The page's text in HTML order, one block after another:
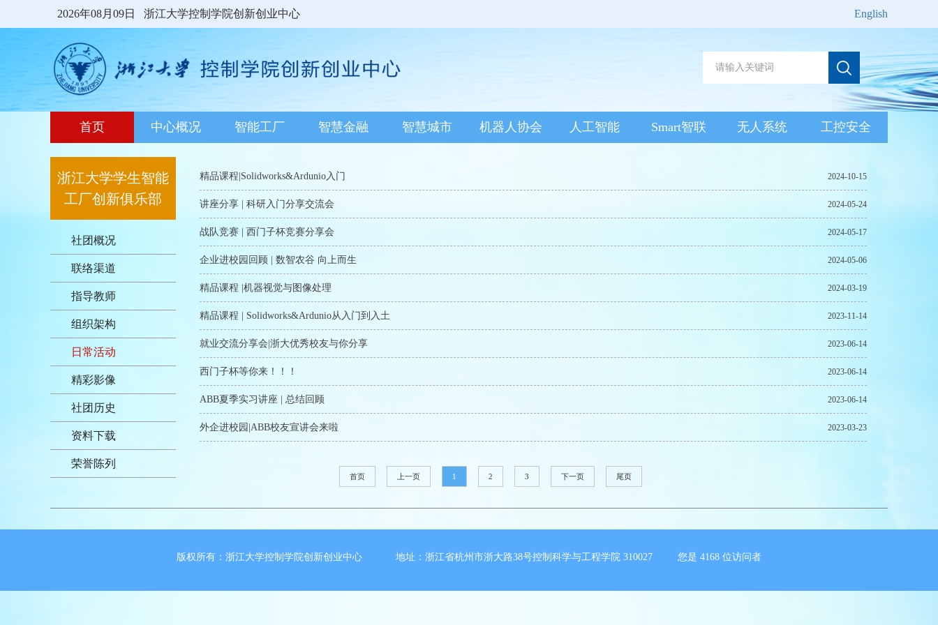
2026年08月09日 浙江大学控制学院创新创业中心 English
首页 中心概况 智能工厂 智慧金融 智慧城市 机器人协会 人工智能 Smart智联 无人系统 工控安全
浙江大学学生智能
工厂创新俱乐部
社团概况
联络渠道
指导教师
组织架构
日常活动
精彩影像
社团历史
资料下载
荣誉陈列
精品课程|Solidworks&Ardunio入门 2024-10-15
讲座分享 | 科研入门分享交流会 2024-05-24
战队竞赛 | 西门子杯竞赛分享会 2024-05-17
企业进校园回顾 | 数智农谷 向上而生 2024-05-06
精品课程 |机器视觉与图像处理 2024-03-19
精品课程 | Solidworks&Ardunio从入门到入土 2023-11-14
就业交流分享会|浙大优秀校友与你分享 2023-06-14
西门子杯等你来！！！ 2023-06-14
ABB夏季实习讲座 | 总结回顾 2023-06-14
外企进校园|ABB校友宣讲会来啦 2023-03-23
首页 上一页 1 2 3 下一页 尾页
版权所有：浙江大学控制学院创新创业中心 地址：浙江省杭州市浙大路38号控制科学与工程学院 310027 您是 4168 位访问者